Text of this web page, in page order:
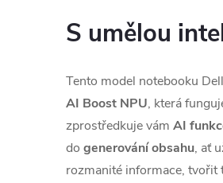
S umělou
Tento model notebooku
AI Boost NPU, která
zprostředkuje vám AI
do generování obsahu, ať
rozmanité informace, tvořit